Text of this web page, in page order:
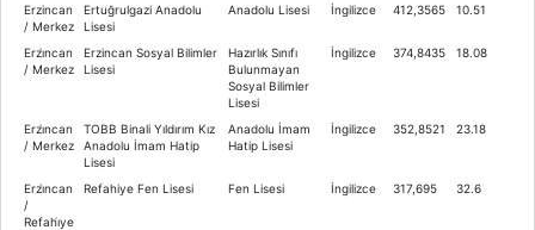
Erzincan
/ Merkez
Ertuğrulgazi Anadolu
Lisesi
Anadolu Lisesi İngilizce 412,3565 10.51
Erzi̇ncan
/ Merkez
Erzincan Sosyal Bilimler
Lisesi
Hazırlık Sınıfı
Bulunmayan
Sosyal Bilimler
Lisesi
İngilizce 374,8435 18.08
Erzi̇ncan
/ Merkez
TOBB Binali Yıldırım Kız
Anadolu İmam Hatip
Lisesi
Anadolu İmam
Hatip Lisesi
İngilizce 352,8521 23.18
Erzi̇ncan
/
Refahi̇ye
Refahiye Fen Lisesi Fen Lisesi İngilizce 317,695 32.6